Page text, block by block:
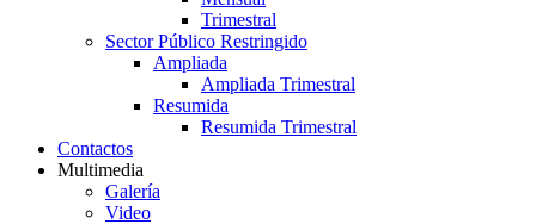
Trimestral
Sector Público Restringido
Ampliada
Ampliada Trimestral
Resumida
Resumida Trimestral
Contactos
Multimedia
Galería
Video